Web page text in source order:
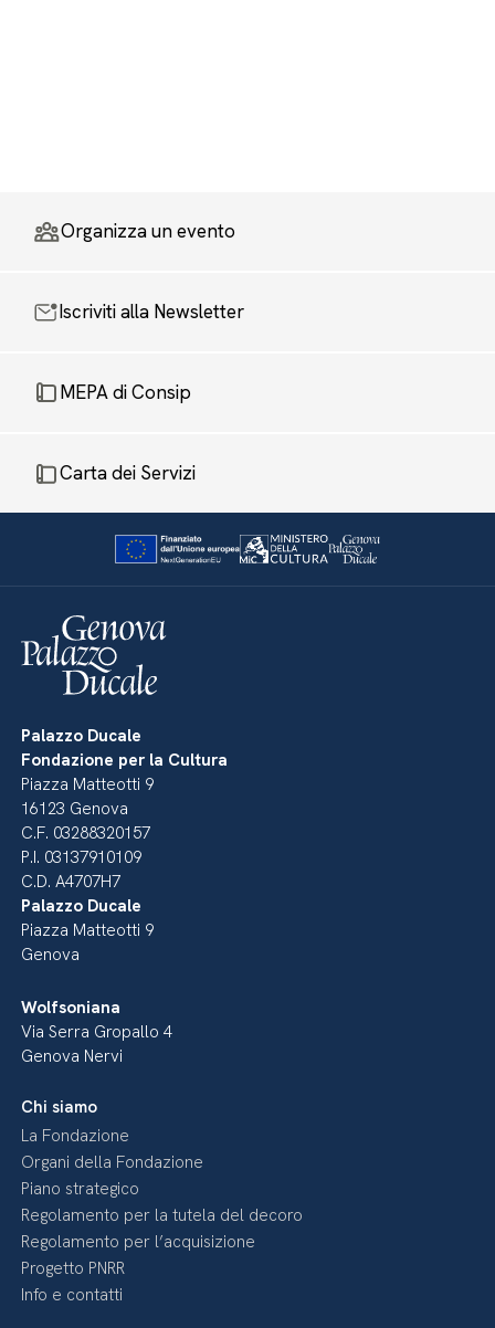
Organizza un evento
Iscriviti alla Newsletter
MEPA di Consip
Carta dei Servizi
Palazzo Ducale
Fondazione per la Cultura
Piazza Matteotti 9
16123 Genova
C.F. 03288320157
P.I. 03137910109
C.D. A4707H7
Palazzo Ducale
Piazza Matteotti 9
Genova
Wolfsoniana
Via Serra Gropallo 4
Genova Nervi
Chi siamo
La Fondazione
Organi della Fondazione
Piano strategico
Regolamento per la tutela del decoro
Regolamento per l’acquisizione
Progetto PNRR
Info e contatti